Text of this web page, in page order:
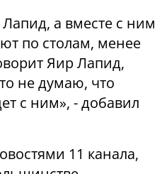
а вместе с ним
по столам, менее
Яир Лапид,
не думаю, что
с ним», - добавил
11 канала,